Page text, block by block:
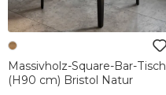
Massivholz-Square-Bar-Tisch
(H90 cm) Bristol Natur